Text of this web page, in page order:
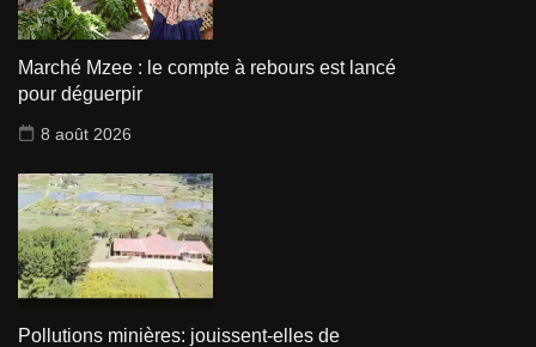
Marché Mzee : le compte à rebours est lancé
pour déguerpir
8 août 2026
Pollutions minières: jouissent-elles de